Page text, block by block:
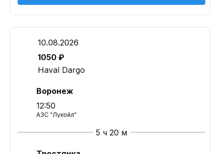
10.08.2026
1050 ₽
Haval Dargo
Воронеж
12:50
АЗС "Лукойл"
5 ч 20 м